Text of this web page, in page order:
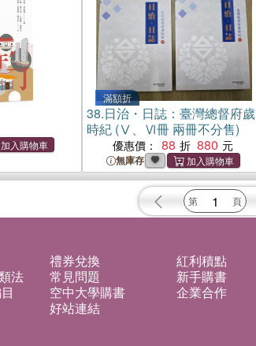
滿額折
38.日治・日誌：臺灣總督府歲
時紀 (Ⅴ、Ⅵ冊 兩冊不分售)
優惠價： 88 880
無庫存
禮券兌換
紅利積點
法 常見問題
新手購書
空中大學購書
企業合作
好站連結